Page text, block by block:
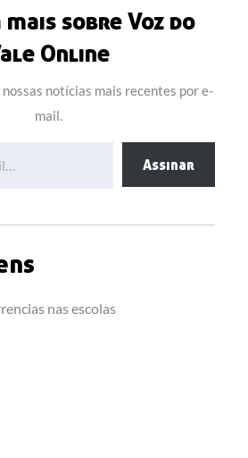
sobre Voz do
Online
notícias mais recentes por e-
mail.
Assinar